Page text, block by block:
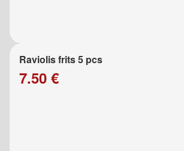
Raviolis frits 5 pcs
7.50 €